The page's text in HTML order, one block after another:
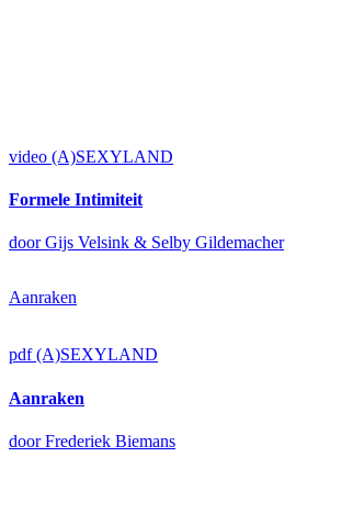
video (A)SEXYLAND
Formele Intimiteit
door Gijs Velsink & Selby Gildemacher
Aanraken
pdf (A)SEXYLAND
Aanraken
door Frederiek Biemans